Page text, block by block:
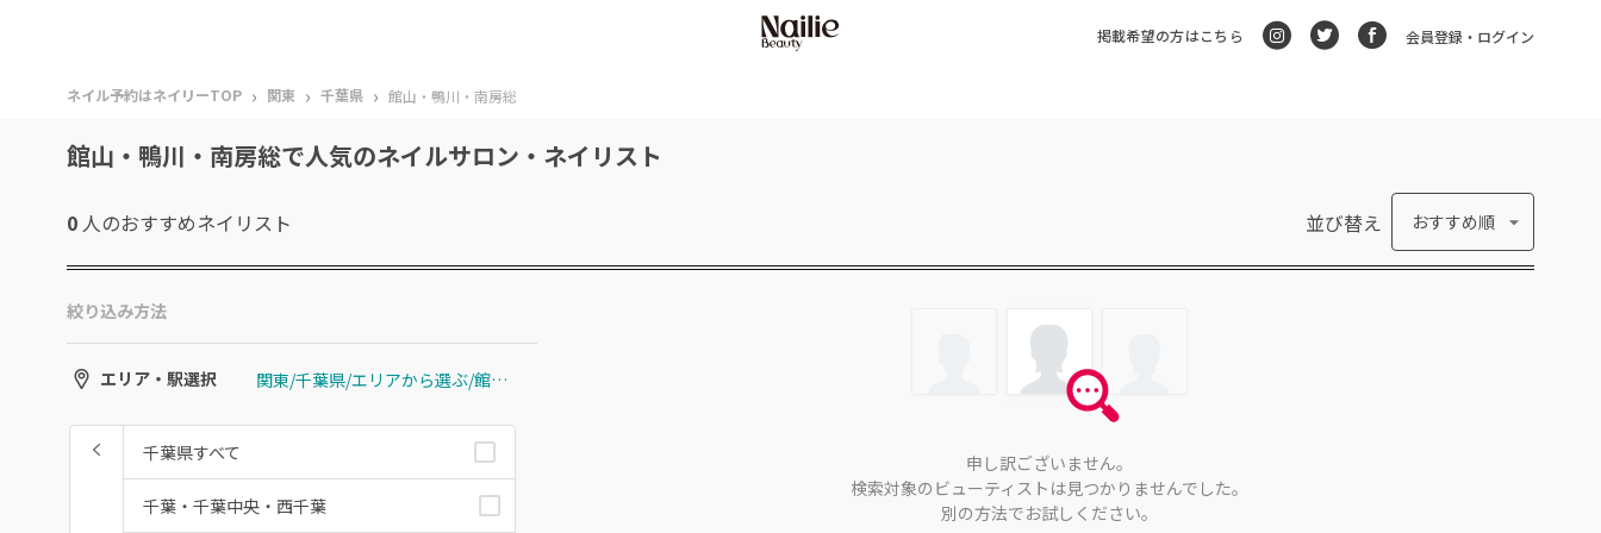
掲載希望の方はこちら 会員登録・ログイン
ネイル予約はネイリーTOP › 関東 › 千葉県 › 館山・鴨川・南房総
館山・鴨川・南房総で人気のネイルサロン・ネイリスト
0 人のおすすめネイリスト 並び替え おすすめ順
絞り込み方法
エリア・駅選択 関東/千葉県/エリアから選ぶ/館山・鴨川・南房総
千葉県すべて
千葉・千葉中央・西千葉
申し訳ございません。
検索対象のビューティストは見つかりませんでした。
別の方法でお試しください。